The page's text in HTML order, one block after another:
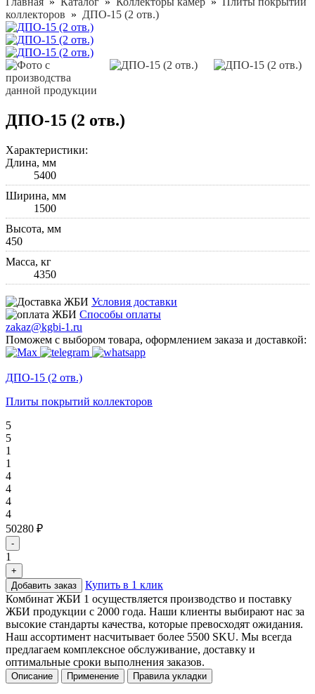
коллекторов » ДПО-15 (2 отв.)
ДПО-15 (2 отв.)
Характеристики:
Длина, мм
5400
Ширина, мм
1500
Высота, мм
450
Масса, кг
4350
Условия доставки
Способы оплаты
zakaz@kgbi-1.ru
Поможем с выбором товара, оформлением заказа и доставкой:
ДПО-15 (2 отв.)
Плиты покрытий коллекторов
5
5
1
1
4
4
4
4
50280 ₽
-
1
+
Добавить заказ
Купить в 1 клик
Комбинат ЖБИ 1 осуществляется производство и поставку
ЖБИ продукции с 2000 года. Наши клиенты выбирают нас за
высокие стандарты качества, которые превосходят ожидания.
Наш ассортимент насчитывает более 5500 SKU. Мы всегда
предлагаем комплексное обслуживание, доставку и
оптимальные сроки выполнения заказов.
Описание Применение Правила укладки